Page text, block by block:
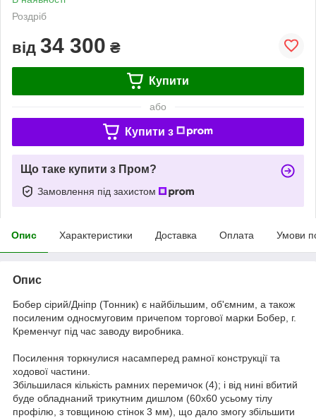
Роздріб
від 34 300 ₴
Купити
або
Купити з
Що таке купити з Пром?
Замовлення під захистом
Опис Характеристики Доставка Оплата Умови
Опис
Бобер сірий/Дніпр (Тонник) є найбільшим, об'ємним, а також
посиленим односмуговим причепом торгової марки Бобер, г.
Кременчуг під час заводу виробника.
Посилення торкнулися насамперед рамної конструкції та
ходової частини.
Збільшилася кількість рамних перемичок (4); і від нині вбитий
буде обладнаний трикутним дишлом (60х60 усьому тілу
профілю, з товщиною стінок 3 мм), що дало змогу збільшити